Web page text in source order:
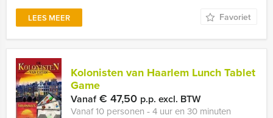
LEES MEER Favoriet
Kolonisten van Haarlem Lunch Tablet
Game
Vanaf€ 47,50 p.p. excl. BTW
Vanaf 10 personen ‐ 4 uur en 30 minuten